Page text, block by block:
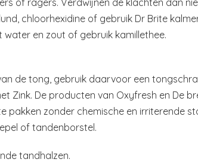
chloorhexidine of gebruik Dr Brite
water en zout of gebruik kamillethee.
de tong, gebruik daarvoor een
Zink. De producten van Oxyfresh en De
pakken zonder chemische en irriterende
of tandenborstel.
tandhalzen.